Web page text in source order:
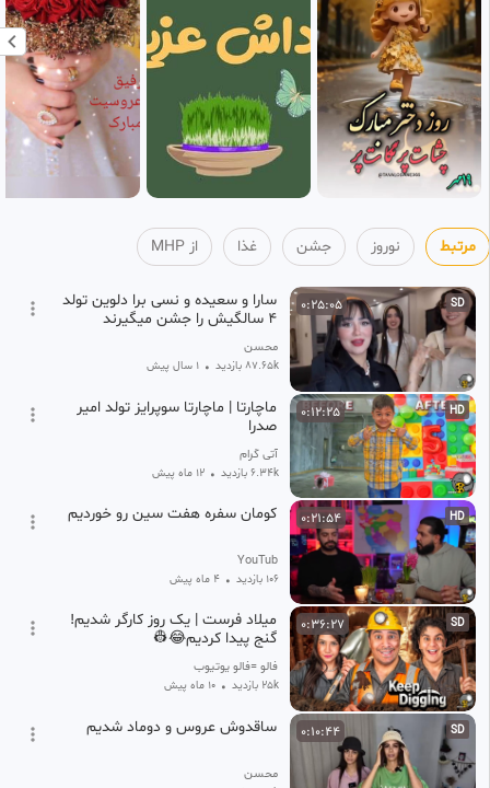
5
خراب می کنند؟
MHP
2 ماه پیش
6
0:02:24
آیا شیعه گناهکار مورد پذیرش
امام زمان قرار میگیرد ؟ !
MHP
2 ماه پیش
مرتبط نوروز جشن غذا از MHP
SD
0:25:05
سارا و سعیده و نسی برا دلوین تولد
۴ سالگیش را جشن میگیرند
محسن
87.65k بازدید • 1 سال پیش
HD
0:12:25
ماچارتا | ماچارتا سوپرایز تولد امیر
صدرا
آتی گرام
6.34k بازدید • 12 ماه پیش
HD
0:21:54 کومان سفره هفت سین رو خوردیم
YouTub
106 بازدید • 4 ماه پیش
SD
0:36:27
میلاد فرست | یک روز کارگر شدیم!
گنج پیدا کردیم😂👷
فالو =فالو یوتیوب
25k بازدید • 10 ماه پیش
SD
0:10:44 ساقدوش عروس و دوماد شدیم
محسن